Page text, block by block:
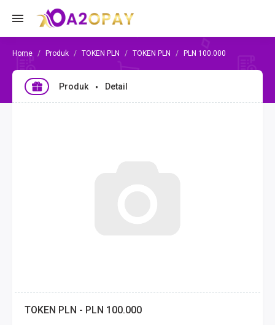
Produk TOKEN PLN TOKEN PLN PLN 100.000
Produk Detail
TOKEN PLN - PLN 100.000